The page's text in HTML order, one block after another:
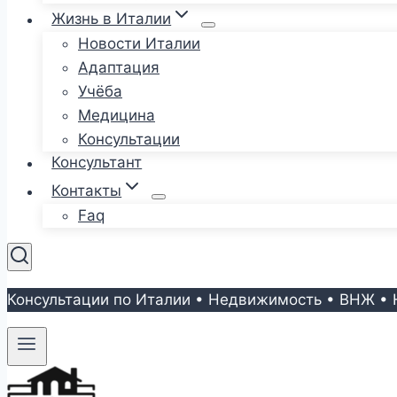
Жизнь в Италии
Новости Италии
Адаптация
Учёба
Медицина
Консультации
Консультант
Контакты
Faq
Консультации по Италии • Недвижимость • ВНЖ •